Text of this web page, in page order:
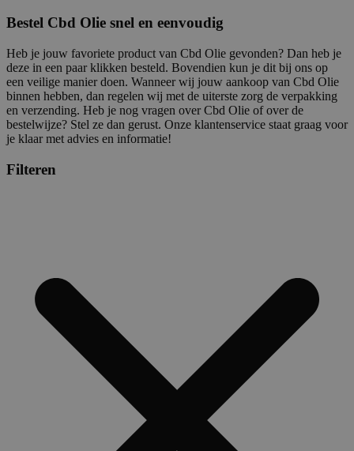
Bestel Cbd Olie snel en eenvoudig
Heb je jouw favoriete product van Cbd Olie gevonden? Dan heb je
deze in een paar klikken besteld. Bovendien kun je dit bij ons op
een veilige manier doen. Wanneer wij jouw aankoop van Cbd Olie
binnen hebben, dan regelen wij met de uiterste zorg de verpakking
en verzending. Heb je nog vragen over Cbd Olie of over de
bestelwijze? Stel ze dan gerust. Onze klantenservice staat graag voor
je klaar met advies en informatie!
Filteren